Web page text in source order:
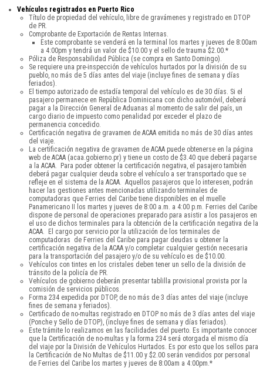
Vehículos registrados en Puerto Rico
Título de propiedad del vehículo, libre de gravámenes y registrado en DTOP
de PR.
Comprobante de Exportación de Rentas Internas.
Este comprobante se venderá en la terminal los martes y jueves de 8:00am
a 4:00pm y tendrá un valor de $10.00 y el sello de trauma $2.00.*
Póliza de Responsabilidad Pública (se compra en Santo Domingo).
Se requiere una pre-inspección de vehículos hurtados por la división de su
pueblo, no más de 5 días antes del viaje (incluye fines de semana y días
feriados).
El tiempo autorizado de estadía temporal del vehículo es de 30 días. Si el
pasajero permanece en República Dominicana con dicho automóvil, deberá
pagar a la Dirección General de Aduanas al momento de salir del país, un
cargo diario de impuesto como penalidad por exceder el plazo de
permanencia concedido.
Certificación negativa de gravamen de ACAA emitida no más de 30 días antes
del viaje.
La certificación negativa de gravamen de ACAA puede obtenerse en la página
web de ACAA (acaa.gobierno.pr) y tiene un costo de $3.40 que deberá pagarse
a la ACAA. Para poder obtener la certificación negativa, el pasajero también
deberá pagar cualquier deuda sobre el vehículo a ser transportado que se
refleje en el sistema de la ACAA. Aquellos pasajeros que lo interesen, podrán
hacer las gestiones antes mencionadas utilizando terminales de
computadoras que Ferries del Caribe tiene disponibles en el muelle
Panamericano II los martes y jueves de 8:00 a.m. a 4:00 p.m. Ferries del Caribe
dispone de personal de operaciones preparado para asistir a los pasajeros en
el uso de dichos terminales para la obtención de la certificación negativa de la
ACAA. El cargo por servicio por la utilización de los terminales de
computadoras de Ferries del Caribe para pagar deudas u obtener la
certificación negativa de la ACAA y/o completar cualquier gestión necesaria
para la transportación del pasajero y/o de su vehículo es de $10.00.
Vehículos con tintes en los cristales deben tener un sello de la división de
tránsito de la policía de PR.
Vehículos de gobierno deberán presentar tablilla provisional provista por la
comisión de servicios públicos.
Forma 234 expedida por DTOP, de no más de 3 días antes del viaje (incluye
fines de semana y feriados).
Certificado de no-multas registrado en DTOP no más de 3 días antes del viaje
(Ponche y Sello de DTOP), (incluye fines de semana y días feriados).
Este trámite lo realizamos en las facilidades del puerto. Es importante conocer
que la Certificación de no-multas y la forma 234 será otorgada el mismo día
del viaje por la División de Vehículos Hurtados. Es por esto que los sellos para
la Certificación de No Multas de $11.00 y $2.00 serán vendidos por personal
de Ferries del Caribe los martes y jueves de 8:00am a 4:00pm.*